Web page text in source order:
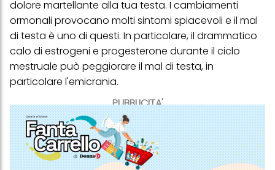
PUBBLICITA'
dolore martellante alla tua testa. I cambiamenti
ormonali provocano molti sintomi spiacevoli e il mal
di testa è uno di questi. In particolare, il drammatico
calo di estrogeni e progesterone durante il ciclo
mestruale può peggiorare il mal di testa, in
particolare l'emicrania.